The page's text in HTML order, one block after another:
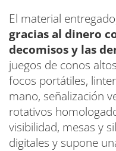
El material
gracias al dinero
decomisos y las
juegos de conos
focos portátiles,
mano, señalización
rotativos
visibilidad, mesas y
digitales y supone